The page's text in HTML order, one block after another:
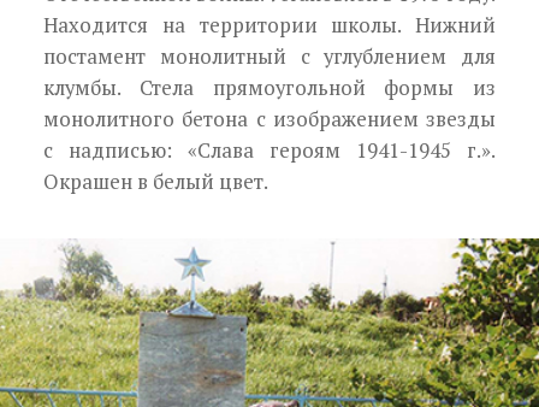
Находится на территории школы. Ниж­ний
постамент монолитный с углублением для
клумбы. Стела прямоугольной формы из
моно­литного бетона с изображением звезды
с надпи­сью: «Слава героям 1941-1945 г.».
Окрашен в бе­лый цвет.